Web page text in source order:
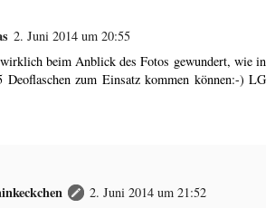
2. Juni 2014 um 20:55
beim Anblick des Fotos gewundert, wie in
Deoflaschen zum Einsatz kommen können:-) LG
2. Juni 2014 um 21:52